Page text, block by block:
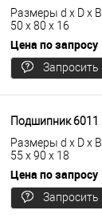
Размеры d x D x B
50 x 80 x 16
Цена по запросу
Запросить
Подшипник 6011
Размеры d x D x B
55 x 90 x 18
Цена по запросу
Запросить